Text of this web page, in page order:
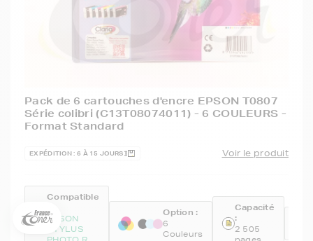
Pack de 6 cartouches d'encre EPSON T0807
Série colibri (C13T08074011) - 6 COULEURS -
Format Standard
EXPÉDITION : 6 À 15 JOURS Voir le produit
Compatible
EPSON
STYLUS
Option :
6
Couleurs
Capacité
:
2 505
5€ offerts sur votre 1ère
Inscrivez-vous à notre newsletter, suivez notre actualité et
sur votre 1ère
commande * !